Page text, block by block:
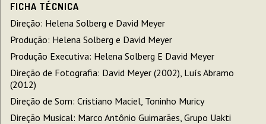
FICHA TÉCNICA
Direção: Helena Solberg e David Meyer
Produção: Helena Solberg e David Meyer
Produção Executiva: Helena Solberg E David Meyer
Direção de Fotografia: David Meyer (2002), Luís Abramo
(2012)
Direção de Som: Cristiano Maciel, Toninho Muricy
Direção Musical: Marco Antônio Guimarães, Grupo Uakti